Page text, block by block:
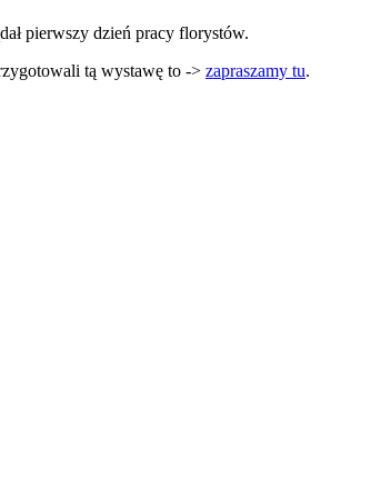
pierwszy dzień pracy florystów.
tą wystawę to -> zapraszamy tu.